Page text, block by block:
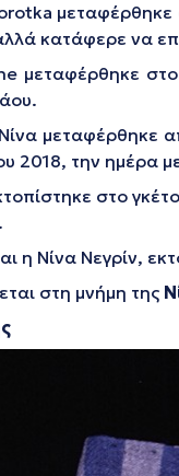
μεταφέρθηκε
κατάφερε να
μεταφέρθηκε
μεταφέρθηκε
2018, την ημέρα
στο
η Νίνα Νεγρίν,
στη μνήμη της